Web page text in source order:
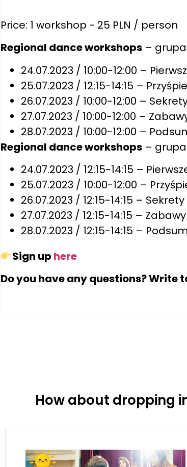
Price: 1 workshop - 25 PLN / person
Regional dance workshops –
24.07.2023 / 10:00-12:00 –
25.07.2023 / 12:15-14:15 –
26.07.2023 / 10:00-12:00 –
27.07.2023 / 10:00-12:00 –
28.07.2023 / 10:00-12:00 –
Regional dance workshops –
24.07.2023 / 12:15-14:15 –
25.07.2023 / 10:00-12:00 –
26.07.2023 / 12:15-14:15 –
27.07.2023 / 12:15-14:15 –
28.07.2023 / 12:15-14:15 –
Sign up here
Do you have any questions? Write
How about dropping